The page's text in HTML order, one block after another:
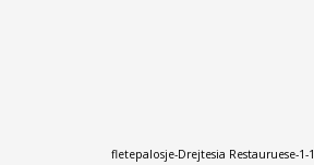
fletepalosje-Drejtesia Restauruese-1-1